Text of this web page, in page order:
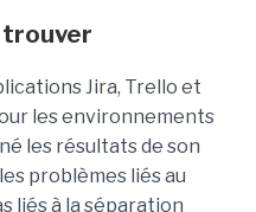
trouver
Jira, Trello et
les environnements
les résultats de son
problèmes liés au
liés à la séparation